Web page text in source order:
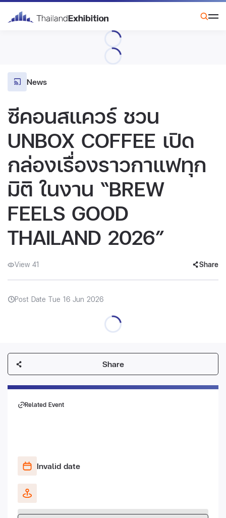
News
ซีคอนสแควร์ ชวน
UNBOX COFFEE เปิด
กล่องเรื่องราวกาแฟทุก
มิติ ในงาน “BREW
FEELS GOOD
THAILAND 2026”
View 41 Share
Post Date Tue 16 Jun 2026
Share
Related Event
Invalid date